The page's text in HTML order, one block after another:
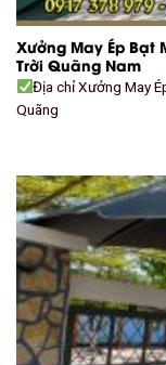
Xưởng May Ép Bạt
Trời Quãng Nam
Địa chỉ Xưởng May
Quãng